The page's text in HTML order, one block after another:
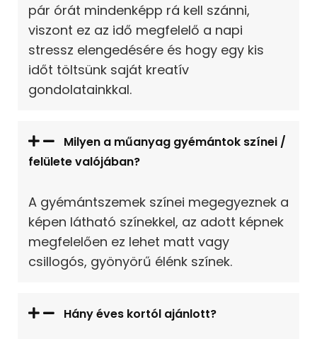
pár órát mindenképp rá kell szánni,
viszont ez az idő megfelelő a napi
stressz elengedésére és hogy egy kis
időt töltsünk saját kreatív
gondolatainkkal.
Milyen a műanyag gyémántok színei /
felülete valójában?
A gyémántszemek színei megegyeznek a
képen látható színekkel, az adott képnek
megfelelően ez lehet matt vagy
csillogós, gyönyörű élénk színek.
Hány éves kortól ajánlott?